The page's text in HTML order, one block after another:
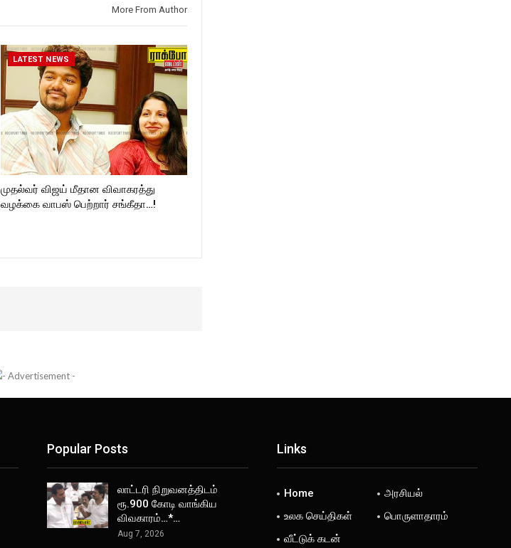
More From Author
LATEST NEWS
முதல்வர் விஜய் மீதான விவாகரத்து
வழக்கை வாபஸ் பெற்றார் சங்கீதா…!
Popular Posts
லாட்டரி நிறுவனத்திடம்
ரூ.900 கோடி வாங்கிய
விவகாரம்…*…
Aug 7, 2026
Links
Home
அரசியல்
உலக செய்திகள்
பொருளாதாரம்
வீட்டுக் கடன்